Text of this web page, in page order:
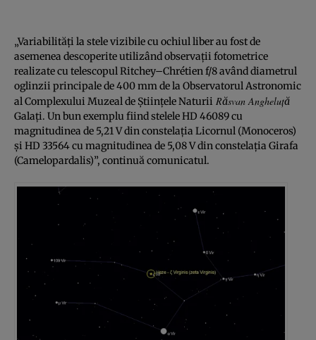
„Variabilități la stele vizibile cu ochiul liber au fost de
asemenea descoperite utilizând observații fotometrice
realizate cu telescopul Ritchey–Chrétien f/8 având diametrul
oglinzii principale de 400 mm de la Observatorul Astronomic
al Complexului Muzeal de Științele Naturii Răsvan Angheluță
Galați. Un bun exemplu fiind stelele HD 46089 cu
magnitudinea de 5,21 V din constelația Licornul (Monoceros)
și HD 33564 cu magnitudinea de 5,08 V din constelația Girafa
(Camelopardalis)”, continuă comunicatul.